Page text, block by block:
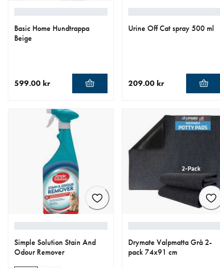
Basic Home Hundtrappa
Beige
599.00 kr
Urine Off Cat spray 500 ml
209.00 kr
Simple Solution Stain And
Odour Remover
Drymate Valpmatta Grå 2-
pack 74x91 cm